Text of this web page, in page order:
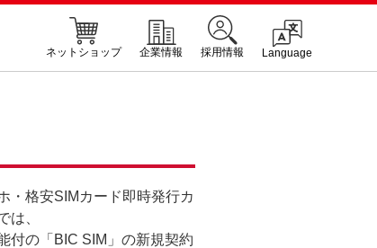
ネットショップ 企業情報 採用情報 Language
・格安SIMカード即時発行カ
は、
付の「BIC SIM」の新規契約